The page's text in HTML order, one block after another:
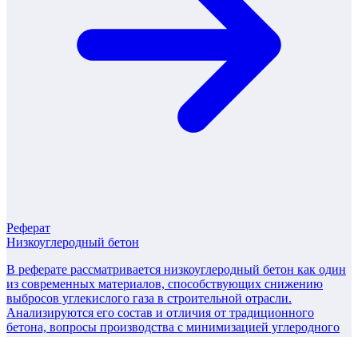
Реферат
Низкоуглеродный бетон
В реферате рассматривается низкоуглеродный бетон как один
из современных материалов, способствующих снижению
выбросов углекислого газа в строительной отрасли.
Анализируются его состав и отличия от традиционного
бетона, вопросы производства с минимизацией углеродного